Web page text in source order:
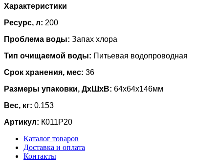
Характеристики
Ресурс, л: 200
Проблема воды: Запах хлора
Тип очищаемой воды: Питьевая водопроводная
Срок хранения, мес: 36
Размеры упаковки, ДхШхВ: 64x64x146мм
Вес, кг: 0.153
Артикул: К011Р20
Каталог товаров
Доставка и оплата
Контакты